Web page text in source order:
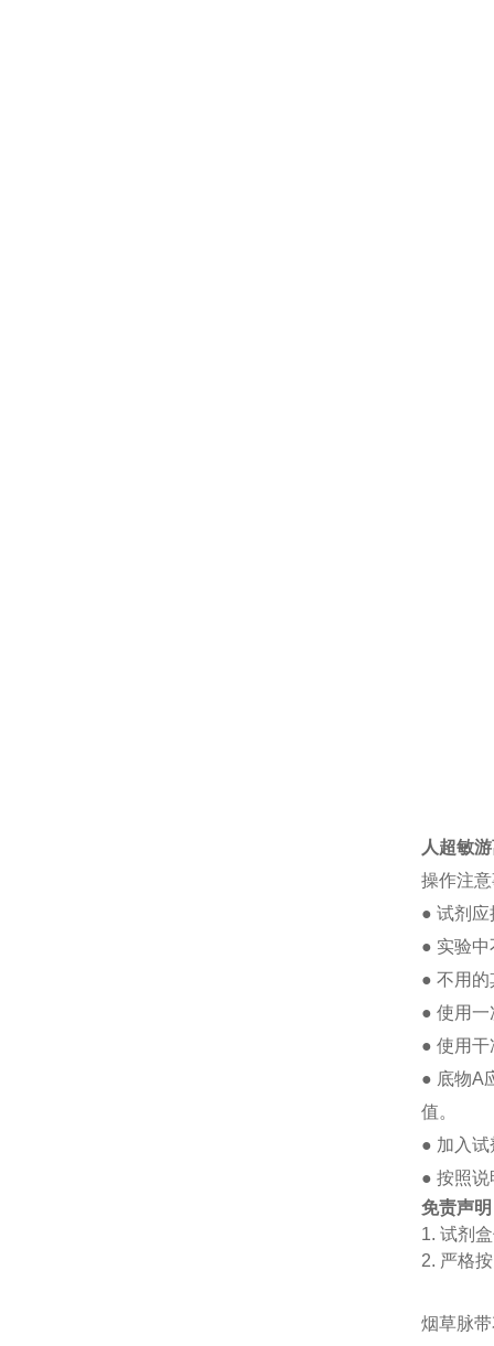
人超敏
操作注
● 试剂应
● 实验
● 不用的
● 使用一
● 使用干
● 底物A
值。
● 加入
● 按照说
免责声明
1. 试剂
2. 严格
烟草脉